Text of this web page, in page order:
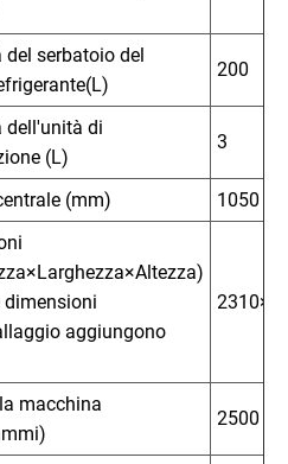
del serbatoio del
200
dell'unità di
(L)
3
(mm)
1050
dimensioni
aggiungono
macchina
2500